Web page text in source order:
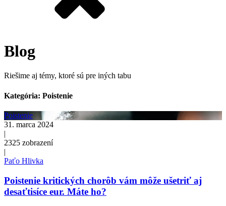
Blog
Riešime aj témy, ktoré sú pre iných tabu
Kategória: Poistenie
Poistenie
31. marca 2024
|
2325 zobrazení
|
Paťo Hlivka
Poistenie kritických chorôb vám môže ušetriť aj
desaťtisíce eur. Máte ho?